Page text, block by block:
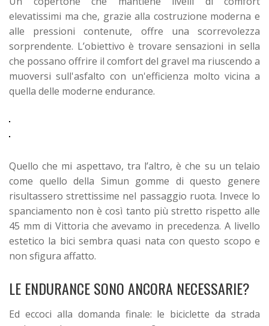
elevatissimi ma che, grazie alla costruzione moderna e
alle pressioni contenute, offre una scorrevolezza
sorprendente. L’obiettivo è trovare sensazioni in sella
che possano offrire il comfort del gravel ma riuscendo a
muoversi sull'asfalto con un'efficienza molto vicina a
quella delle moderne endurance.
Quello che mi aspettavo, tra l’altro, è che su un telaio
come quello della Simun gomme di questo genere
risultassero strettissime nel passaggio ruota. Invece lo
spanciamento non è così tanto più stretto rispetto alle
45 mm di Vittoria che avevamo in precedenza. A livello
estetico la bici sembra quasi nata con questo scopo e
non sfigura affatto.
LE ENDURANCE SONO ANCORA NECESSARIE?
Ed eccoci alla domanda finale: le biciclette da strada